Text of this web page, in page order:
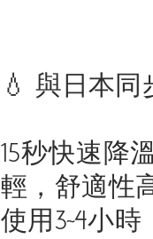
💧 與日本同
15秒快速降
輕，舒適性
使用3~4小